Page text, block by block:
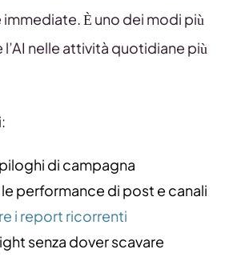
È uno dei modi più
nelle attività quotidiane più
di campagna
performance di post e canali
i report ricorrenti
senza dover scavare